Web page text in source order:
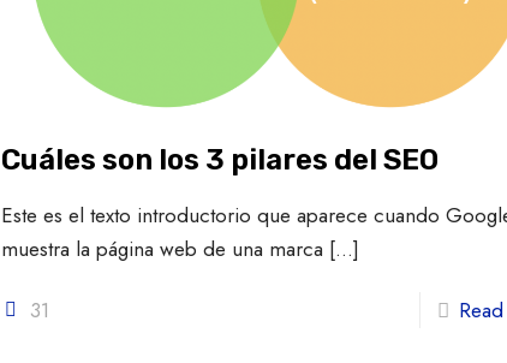
Cuáles son los 3 pilares del SEO
Este es el texto introductorio que aparece cuando
muestra la página web de una marca […]
31